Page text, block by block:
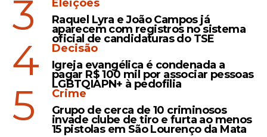
Transferências
Pagamentos de Lulinha a
contador investigado por
ligação com PCC aparecem
3
Eleições
Raquel Lyra e João Campos já
aparecem com registros no sistema
oficial de candidaturas do TSE
4
Decisão
Igreja evangélica é condenada a
pagar R$ 100 mil por associar pessoas
LGBTQIAPN+ à pedofilia
5
Crime
Grupo de cerca de 10 criminosos
invade clube de tiro e furta ao menos
15 pistolas em São Lourenço da Mata